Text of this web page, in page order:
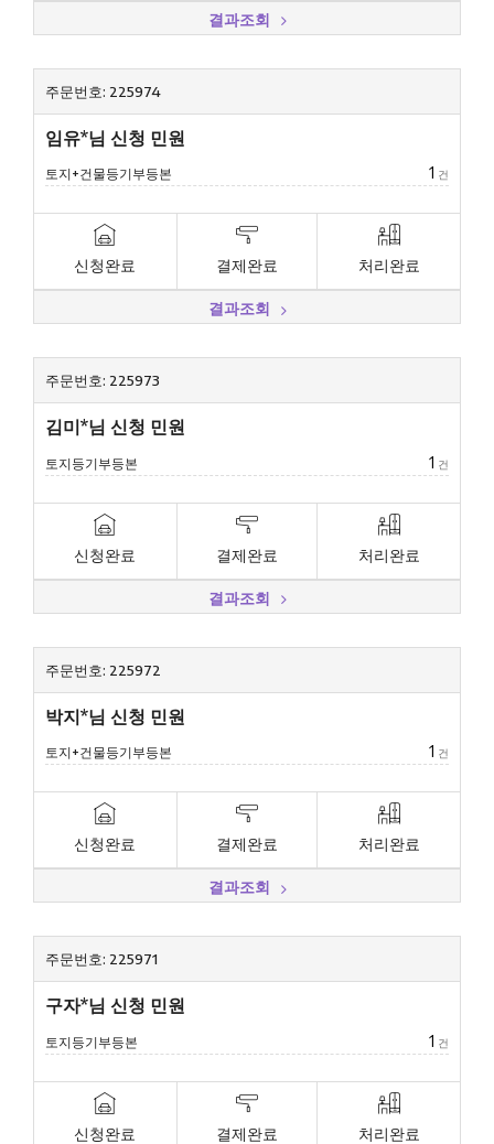
결과조회
주문번호: 225974
임유*님 신청 민원
토지+건물등기부등본 1 건
신청완료 결제완료 처리완료
결과조회
주문번호: 225973
김미*님 신청 민원
토지등기부등본 1 건
신청완료 결제완료 처리완료
결과조회
주문번호: 225972
박지*님 신청 민원
토지+건물등기부등본 1 건
신청완료 결제완료 처리완료
결과조회
주문번호: 225971
구자*님 신청 민원
토지등기부등본 1 건
신청완료 결제완료 처리완료